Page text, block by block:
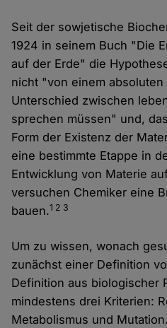
Seit der sowjetische
1924 in seinem Buch "Die
auf der Erde" die
nicht "von einem
Unterschied zwischen
sprechen müssen" und,
Form der Existenz der
eine bestimmte Etappe in
Entwicklung von Materie
versuchen Chemiker eine
bauen.1 2 3
Um zu wissen, wonach
zunächst einer Definition
Definition aus biologischer
mindestens drei Kriterien:
Metabolismus und Mutation.